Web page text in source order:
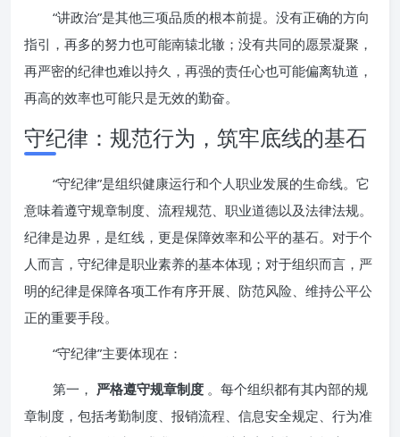
“讲政治”是其他三项品质的根本前提。没有正确的方向
指引，再多的努力也可能南辕北辙；没有共同的愿景凝聚，
再严密的纪律也难以持久，再强的责任心也可能偏离轨道，
再高的效率也可能只是无效的勤奋。
守纪律：规范行为，筑牢底线的基石
“守纪律”是组织健康运行和个人职业发展的生命线。它
意味着遵守规章制度、流程规范、职业道德以及法律法规。
纪律是边界，是红线，更是保障效率和公平的基石。对于个
人而言，守纪律是职业素养的基本体现；对于组织而言，严
明的纪律是保障各项工作有序开展、防范风险、维持公平公
正的重要手段。
“守纪律”主要体现在：
第一， 严格遵守规章制度 。每个组织都有其内部的规
章制度，包括考勤制度、报销流程、信息安全规定、行为准